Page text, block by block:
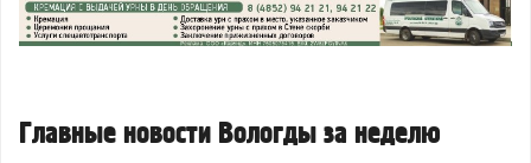
Главные новости Вологды за неделю